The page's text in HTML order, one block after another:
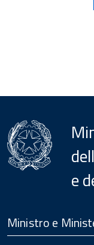
e
Footer
Ministro e